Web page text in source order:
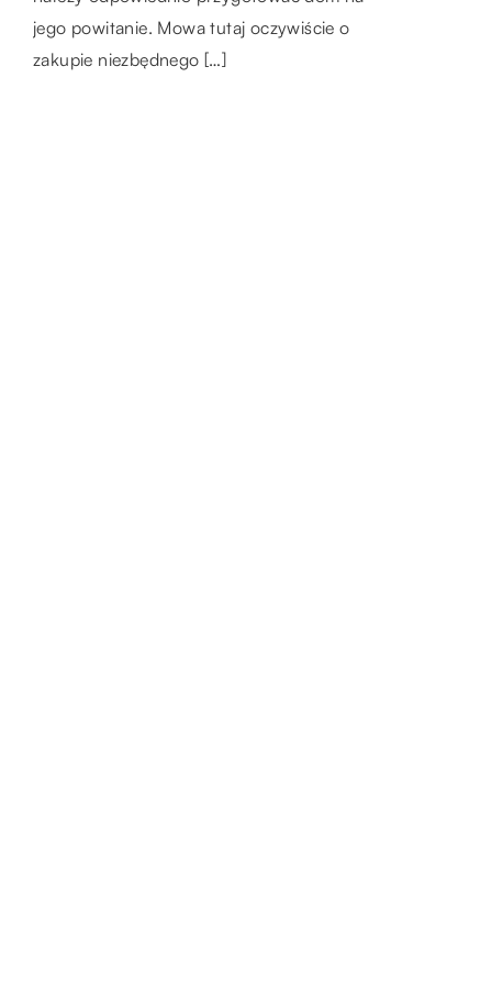
prawidłowo na ich rozwój. Niestety czasami
zdarza się, że z różnych […]
jego powitanie. Mowa tutaj oczywiście o
zakupie niezbędnego […]
[…]